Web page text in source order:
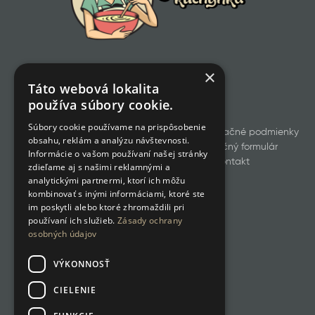
Všetky produkty
Obchodné a reklamačné podmienky
Odstúpenie od zmluvy
Reklamačný formulár
GDPR
Cookies Kontakt
×
Táto webová lokalita
používa súbory cookie.
Súbory cookie používame na prispôsobenie
obsahu, reklám a analýzu návštevnosti.
Informácie o vašom používaní našej stránky
zdieľame aj s našimi reklamnými a
analytickými partnermi, ktorí ich môžu
kombinovať s inými informáciami, ktoré ste
im poskytli alebo ktoré zhromaždili pri
používaní ich služieb. Zásady ochrany
osobných údajov
VÝKONNOSŤ
CIELENIE